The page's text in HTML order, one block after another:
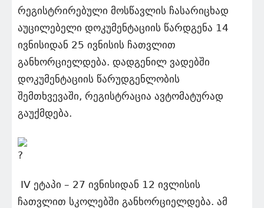
რეგისტრირებული მოსწავლის ჩასარიცხად
აუცილებელი დოკუმენტაციის წარდგენა 14
ივნისიდან 25 ივნისის ჩათვლით
განხორციელდება. დადგენილ ვადებში
დოკუმენტაციის წარუდგენლობის
შემთხვევაში, რეგისტრაცია ავტომატურად
გაუქმდება.
IV ეტაპი – 27 ივნისიდან 12 ივლისის
ჩათვლით სკოლებში განხორციელდება. ამ